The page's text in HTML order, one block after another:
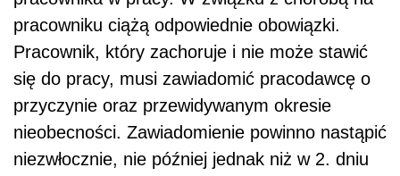
pracowniku ciążą odpowiednie obowiązki.
Pracownik, który zachoruje i nie może stawić
się do pracy, musi zawiadomić pracodawcę o
przyczynie oraz przewidywanym okresie
nieobecności. Zawiadomienie powinno nastąpić
niezwłocznie, nie później jednak niż w 2. dniu